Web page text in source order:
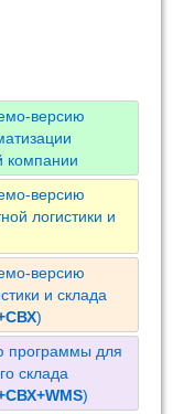
версию
компании
версию
логистики и
версию
и склада
)
программы для
склада
)